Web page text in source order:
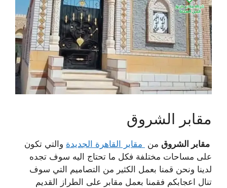
مقابر الشروق
مقابر الشروق من مقابر القاهرة الجديدة والتي تكون
على مساحات مختلفة فكل ما تحتاج اليه سوف تجده
لدينا ونحن قمنا بعمل الكثير من التصاميم التي سوف
تنال اعجابكم فقمنا بعمل مقابر على الطراز القديم